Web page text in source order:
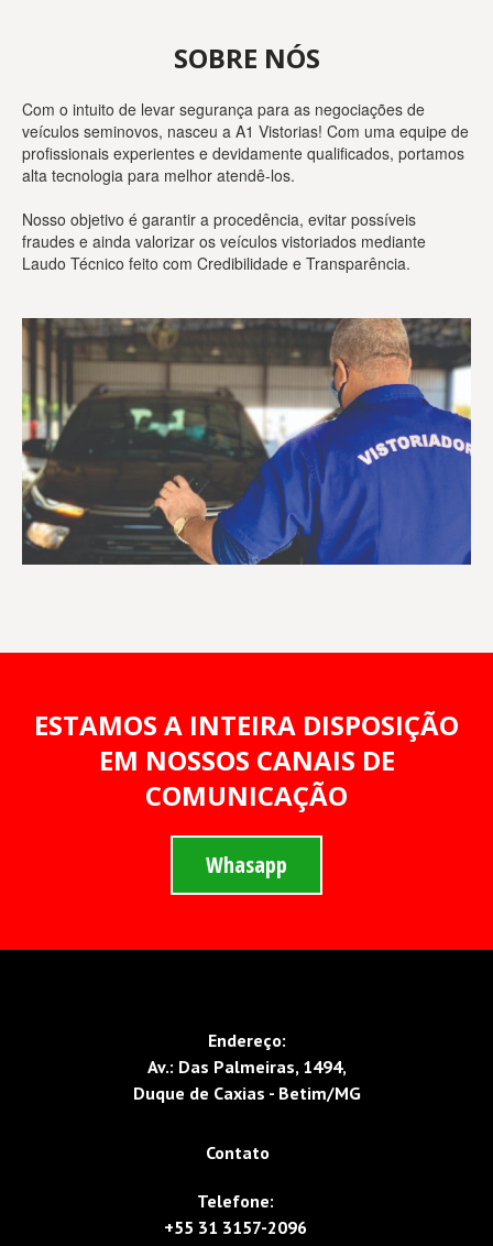
SOBRE NÓS
Com o intuito de levar segurança para as negociações de
veículos seminovos, nasceu a A1 Vistorias! Com uma equipe de
profissionais experientes e devidamente qualificados, portamos
alta tecnologia para melhor atendê-los.
Nosso objetivo é garantir a procedência, evitar possíveis
fraudes e ainda valorizar os veículos vistoriados mediante
Laudo Técnico feito com Credibilidade e Transparência.
ESTAMOS A INTEIRA DISPOSIÇÃO
EM NOSSOS CANAIS DE
COMUNICAÇÃO
Whasapp
Endereço:
Av.: Das Palmeiras, 1494,
Duque de Caxias - Betim/MG
Contato
Telefone:
+55 31 3157-2096